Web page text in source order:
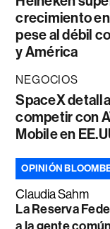
crecimiento
pese al débil
y América
NEGOCIOS
SpaceX
competir con
Mobile en
OPINIÓN
Claudia Sahm
La Reserva